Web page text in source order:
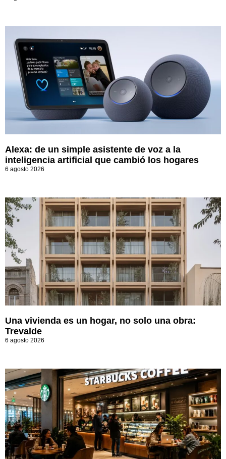
Alexa: de un simple asistente de voz a la
inteligencia artificial que cambió los hogares
6 agosto 2026
Una vivienda es un hogar, no solo una obra:
Trevalde
6 agosto 2026